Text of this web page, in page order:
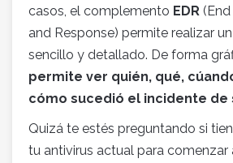
casos, el complemento EDR
and Response) permite realizar
sencillo y detallado. De forma
permite ver quién, qué,
cómo sucedió el incidente de
Quizá te estés preguntando si
tu antivirus actual para comenzar